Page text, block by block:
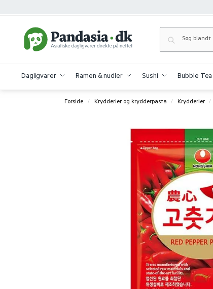
Dagligvarer Ramen & nudler Sushi Bubble Tea
Forside / Krydderier og krydderpasta / Krydderier /